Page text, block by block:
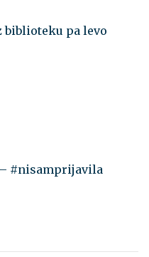
biblioteku pa levo
#nisamprijavila